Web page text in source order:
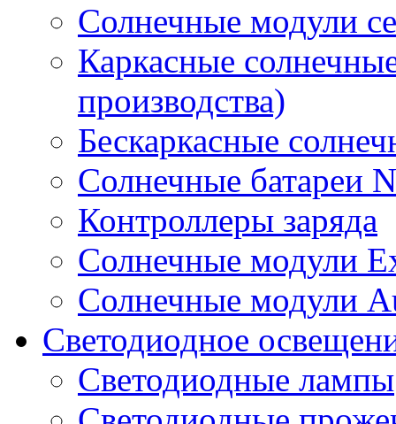
Солнечные модули
Каркасные
производства)
Бескаркасные
Солнечные батареи
Контроллеры заряда
Солнечные модули
Солнечные модули
Светодиодное
Светодиодные лампы